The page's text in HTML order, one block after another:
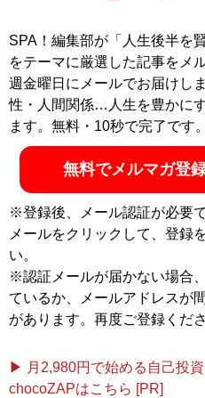
恋愛＆結婚、ビューティ、ファッ
の気になるニュースやエンタメま
る情報をお届けします。
記事一覧へ
SPA！編集部が「人生後半を
をテーマに厳選した記事をメ
週金曜日にメールでお届けし
性・人間関係…人生を豊かに
ます。無料・10秒で完了です。
無料でメルマガ登
※登録後、メール認証が必要
メールをクリックして、登録
い。
※認証メールが届かない場合
ているか、メールアドレスが
があります。再度ご登録くださ
▶ 月2,980円で始める自己投
chocoZAPはこちら [PR]